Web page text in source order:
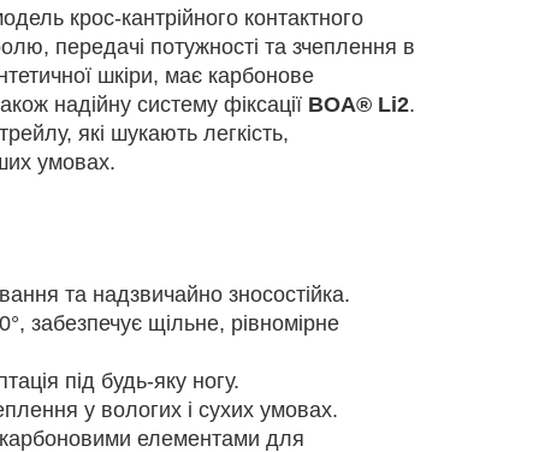
крос-кантрійного контактного
передачі потужності та зчеплення в
шкіри, має карбонове
надійну систему фіксації BOA® Li2.
які шукають легкість,
умовах.
та надзвичайно зносостійка.
забезпечує щільне, рівномірне
під будь-яку ногу.
у вологих і сухих умовах.
елементами для